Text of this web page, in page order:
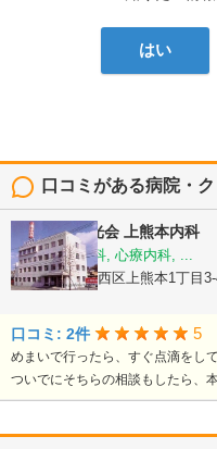
はい
口コミがある病院・
医療法人陽光会 上熊本内科
内科, 神経内科, 心療内科, ...
熊本県熊本市西区上熊本1丁目
口コミ: 2件 5
めまいで行ったら、すぐ点滴をし
ついでにそちらの相談もしたら、